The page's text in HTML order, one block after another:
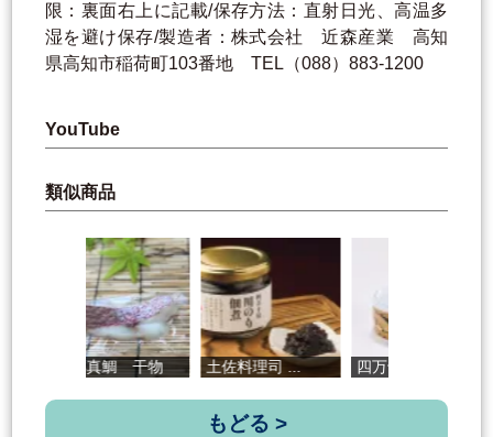
限：裏面右上に記載/保存方法：直射日光、高温多
湿を避け保存/製造者：株式会社 近森産業 高知
県高知市稲荷町103番地 TEL（088）883-1200
YouTube
類似商品
生姜真鯛 干物 土佐料理司 ... 四万十川 天...
もどる >